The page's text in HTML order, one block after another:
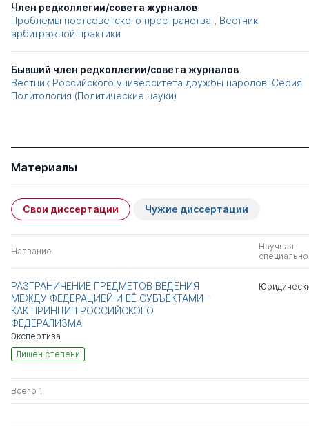
Член редколлегии/совета журналов
Проблемы постсоветского пространства
Вестник
арбитражной практики
Бывший член редколлегии/совета журналов
Вестник Российского университета дружбы народов. Серия:
Политология (Политические науки)
Материалы
Свои диссертации Чужие диссертации
Название
Научная
РАЗГРАНИЧЕНИЕ ПРЕДМЕТОВ ВЕДЕНИЯ
МЕЖДУ ФЕДЕРАЦИЕЙ И ЕЁ СУБЪЕКТАМИ -
КАК ПРИНЦИП РОССИЙСКОГО
ФЕДЕРАЛИЗМА
Экспертиза
Лишен степени
Всего 1